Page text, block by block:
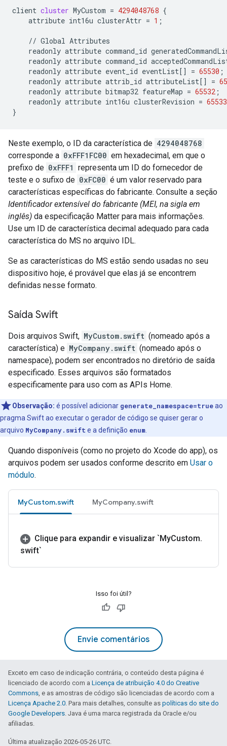
client cluster MyCustom = 4294048768
attribute int16u clusterAttr = 1 ;
// Global
readonly attribute command_id
readonly attribute command_id
readonly attribute event_id eventList[] = 65530
readonly attribute attrib_id attributeList[] =
readonly attribute bitmap32 featureMap = 65532
readonly attribute int16u clusterRevision = 65533
Neste exemplo, o ID da característica de 4294048768
corresponde a 0xFFF1FC00 em hexadecimal, em que o
prefixo de 0xFFF1 representa um ID do fornecedor de
teste e o sufixo de 0xFC00 é um valor reservado para
características específicas do fabricante. Consulte a seção
Identificador extensível do fabricante (MEI, na sigla em
inglês) da especificação Matter para mais informações.
Use um ID de característica decimal adequado para cada
característica do MS no arquivo IDL.
Se as características do MS estão sendo usadas no seu
dispositivo hoje, é provável que elas já se encontrem
definidas nesse formato.
Saída Swift
Dois arquivos Swift, MyCustom.swift (nomeado após a
característica) e MyCompany.swift (nomeado após o
namespace), podem ser encontrados no diretório de saída
especificado. Esses arquivos são formatados
especificamente para uso com as APIs Home.
Observação: é possível adicionar generate_namespace=trueao
pragma Swift ao executar o gerador de código se quiser gerar o
arquivo MyCompany.swift e a definição enum
Quando disponíveis (como no projeto do Xcode do app), os
arquivos podem ser usados conforme descrito em Usar o
módulo.
MyCustom.swift MyCompany.swift
Clique para expandir e visualizar `MyCustom.
swift`
Isso foi útil?
Envie comentários
Exceto em caso de indicação contrária, o conteúdo desta página é
licenciado de acordo com a Licença de atribuição 4.0 do Creative
Commons, e as amostras de código são licenciadas de acordo com a
Licença Apache 2.0. Para mais detalhes, consulte as políticas do site do
Google Developers. Java é uma marca registrada da Oracle e/ou
afiliadas.
Última atualização 2026-05-26 UTC.